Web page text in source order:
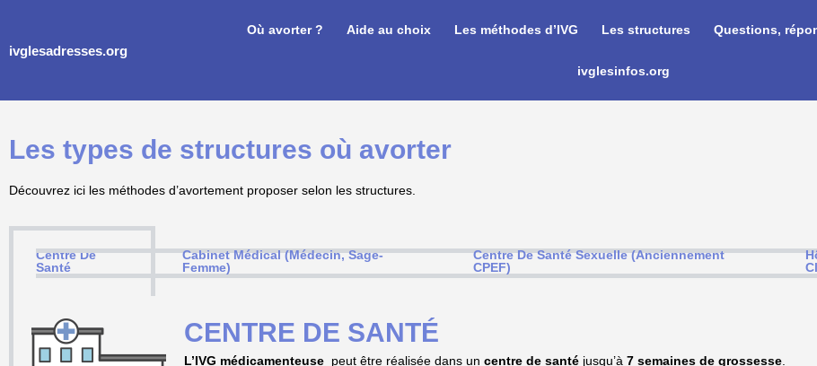
ivglesadresses.org
Où avorter ? Aide au choix Les méthodes d’IVG Les structures Questions,
ivglesinfos.org
Les types de structures où avorter
Découvrez ici les méthodes d’avortement proposer selon les structures.
Centre De
Santé
Cabinet Médical (Médecin, Sage-
Femme)
Centre De Santé Sexuelle (Anciennement
CPEF)
CENTRE DE SANTÉ
L’IVG médicamenteuse peut être réalisée dans un centre de santé jusqu’à 7 semaines de grossesse